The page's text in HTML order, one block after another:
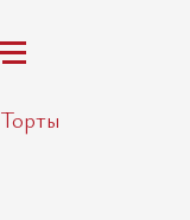
Торты